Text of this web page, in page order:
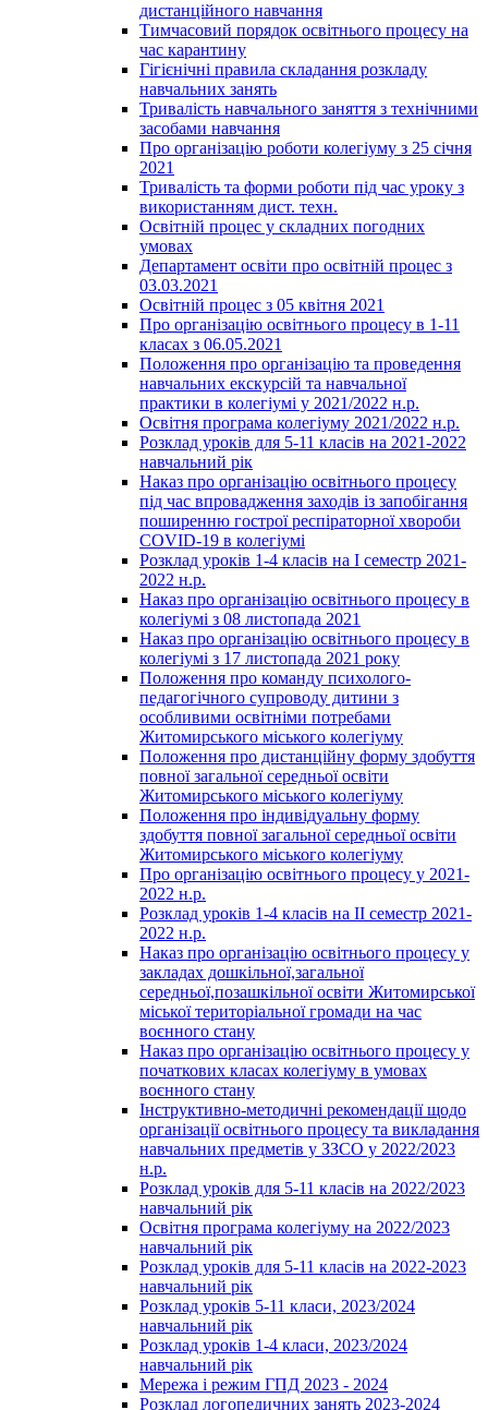
дистанційного навчання
Тимчасовий порядок освітнього процесу на
час карантину
Гігієнічні правила складання розкладу
навчальних занять
Тривалість навчального заняття з технічними
засобами навчання
Про організацію роботи колегіуму з 25 січня
2021
Тривалість та форми роботи під час уроку з
використанням дист. техн.
Освітній процес у складних погодних
умовах
Департамент освіти про освітній процес з
03.03.2021
Освітній процес з 05 квітня 2021
Про організацію освітнього процесу в 1-11
класах з 06.05.2021
Положення про організацію та проведення
навчальних екскурсій та навчальної
практики в колегіумі у 2021/2022 н.р.
Освітня програма колегіуму 2021/2022 н.р.
Розклад уроків для 5-11 класів на 2021-2022
навчальний рік
Наказ про організацію освітнього процесу
під час впровадження заходів із запобігання
поширенню гострої респіраторної хвороби
COVID-19 в колегіумі
Розклад уроків 1-4 класів на І семестр 2021-
2022 н.р.
Наказ про організацію освітнього процесу в
колегіумі з 08 листопада 2021
Наказ про організацію освітнього процесу в
колегіумі з 17 листопада 2021 року
Положення про команду психолого-
педагогічного супроводу дитини з
особливими освітніми потребами
Житомирського міського колегіуму
Положення про дистанційну форму здобуття
повної загальної середньої освіти
Житомирського міського колегіуму
Положення про індивідуальну форму
здобуття повної загальної середньої освіти
Житомирського міського колегіуму
Про організацію освітнього процесу у 2021-
2022 н.р.
Розклад уроків 1-4 класів на ІІ семестр 2021-
2022 н.р.
Наказ про організацію освітнього процесу у
закладах дошкільної,загальної
середньої,позашкільної освіти Житомирської
міської територіальної громади на час
воєнного стану
Наказ про організацію освітнього процесу у
початкових класах колегіуму в умовах
воєнного стану
Інструктивно-методичні рекомендації щодо
організації освітнього процесу та викладання
навчальних предметів у ЗЗСО у 2022/2023
н.р.
Розклад уроків для 5-11 класів на 2022/2023
навчальний рік
Освітня програма колегіуму на 2022/2023
навчальний рік
Розклад уроків для 5-11 класів на 2022-2023
навчальний рік
Розклад уроків 5-11 класи, 2023/2024
навчальний рік
Розклад уроків 1-4 класи, 2023/2024
навчальний рік
Мережа і режим ГПД 2023 - 2024
Розклад логопедичних занять 2023-2024